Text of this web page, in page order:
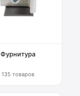
Фурнитура
135 товаров